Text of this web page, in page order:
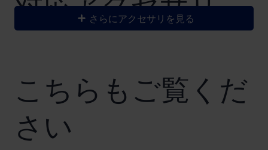
さらにアクセサリを見る
こちらもご覧くだ
さい